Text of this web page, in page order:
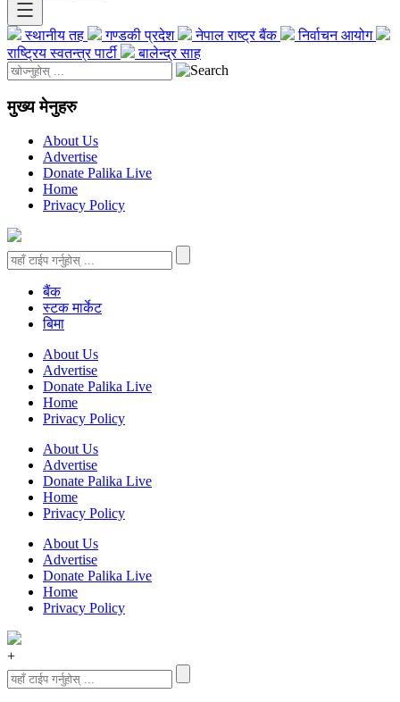
स्थानीय तह गण्डकी प्रदेश नेपाल राष्ट्र बैंक
निर्वाचन आयोग
राष्ट्रिय स्वतन्त्र पार्टी
बालेन्द्र साह
मुख्य मेनुहरु
About Us
Advertise
Donate Palika Live
Home
Privacy Policy
बैंक
स्टक मार्केट
बिमा
About Us
Advertise
Donate Palika Live
Home
Privacy Policy
About Us
Advertise
Donate Palika Live
Home
Privacy Policy
About Us
Advertise
Donate Palika Live
Home
Privacy Policy
+